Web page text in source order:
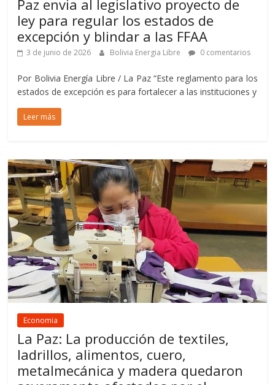
Paz envia al legislativo proyecto de
ley para regular los estados de
excepción y blindar a las FFAA
3 de junio de 2026 Bolivia Energia Libre 0 comentarios
Por Bolivia Energía Libre / La Paz “Este reglamento para los
estados de excepción es para fortalecer a las instituciones y
Leer más
Economia
La Paz: La producción de textiles,
ladrillos, alimentos, cuero,
metalmecánica y madera quedaron